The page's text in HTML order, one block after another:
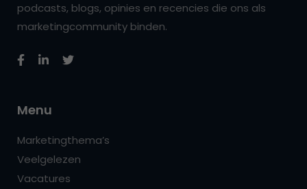
podcasts, blogs, opinies en recencies die ons als
marketingcommunity binden.
Menu
Marketingthema’s
Veelgelezen
Vacatures